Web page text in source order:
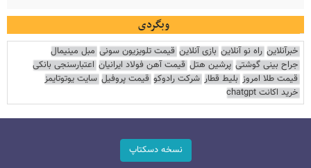
وبگردی
خبرآنلاین راه نو آنلاین بازی آنلاین قیمت تلویزیون سونی مبل مینیمال
جراح بینی گوشتی پرشین هتل قیمت آهن فولاد ایرانیان اعتبارسنجی بانکی
قیمت طلا امروز بلیط قطار شرکت رادوکو قیمت پروفیل سایت یوتوتایمز
خرید اکانت chatgpt
نسخه دسکتاپ